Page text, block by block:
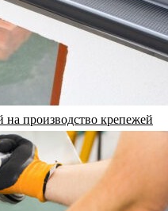
производство крепежей